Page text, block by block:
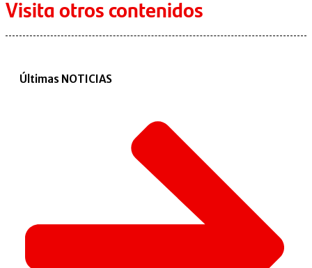
Visita otros contenidos
Últimas NOTICIAS